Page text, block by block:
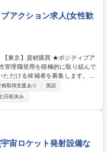
アクション求人(女性歓
だける候補者を募集します。主
備の機械、制御装置、工事の購
選定、見積照会、折衝、契約）
事の調達を実施いただきます。
下をご覧ください。 https://ww
職種 【東京】資
歓迎)
格取得支援あり
英語
日祝休み
宙ロケット発射設備な